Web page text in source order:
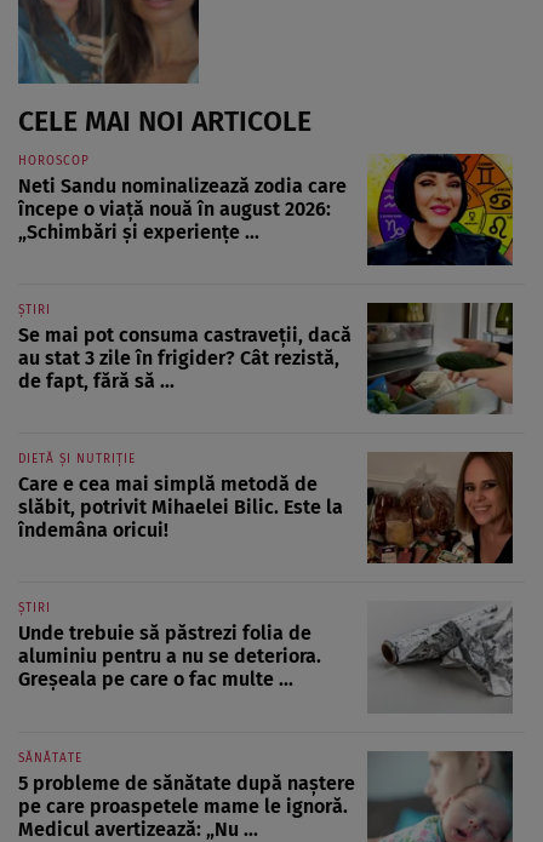
CELE MAI NOI ARTICOLE
HOROSCOP
Neti Sandu nominalizează zodia care
începe o viață nouă în august 2026:
„Schimbări și experiențe ...
ȘTIRI
Se mai pot consuma castraveții, dacă
au stat 3 zile în frigider? Cât rezistă,
de fapt, fără să ...
DIETĂ ȘI NUTRIȚIE
Care e cea mai simplă metodă de
slăbit, potrivit Mihaelei Bilic. Este la
îndemâna oricui!
ȘTIRI
Unde trebuie să păstrezi folia de
aluminiu pentru a nu se deteriora.
Greșeala pe care o fac multe ...
SĂNĂTATE
5 probleme de sănătate după naștere
pe care proaspetele mame le ignoră.
Medicul avertizează: „Nu ...